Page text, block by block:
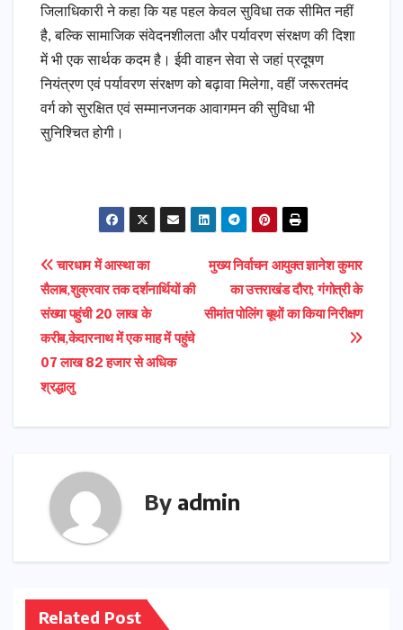
जिलाधिकारी ने कहा कि यह पहल केवल सुविधा तक सीमित नहीं
है, बल्कि सामाजिक संवेदनशीलता और पर्यावरण संरक्षण की दिशा
में भी एक सार्थक कदम है। ईवी वाहन सेवा से जहां प्रदूषण
नियंत्रण एवं पर्यावरण संरक्षण को बढ़ावा मिलेगा, वहीं जरूरतमंद
वर्ग को सुरक्षित एवं सम्मानजनक आवागमन की सुविधा भी
सुनिश्चित होगी।
Post
navigation
मुख्य निर्वाचन आयुक्त ज्ञानेश कुमार
का उत्तराखंड दौरा; गंगोत्री के
सीमांत पोलिंग बूथों का किया निरीक्षण
चारधाम में आस्था का
सैलाब,शुक्रवार तक दर्शनार्थियों की
संख्या पहुंची 20 लाख के
करीब,केदारनाथ में एक माह में पहुंचे
07 लाख 82 हजार से अधिक
श्रद्धालु
By admin
Related Post